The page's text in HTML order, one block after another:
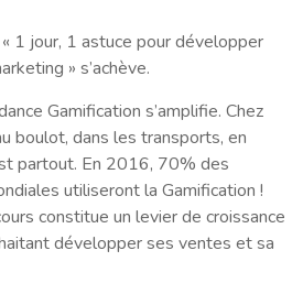
1 jour, 1 astuce pour développer
» s’achève.
Gamification s’amplifie. Chez
boulot, dans les transports, en
partout. En 2016, 70% des
utiliseront la Gamification !
constitue un levier de croissance
développer ses ventes et sa